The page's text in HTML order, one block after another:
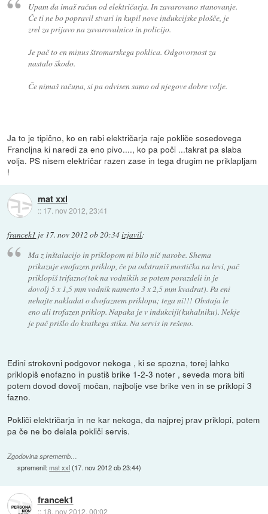
Upam da imaš račun od električarja. In zavarovano stanovanje.
Če ti ne bo popravil stvari in kupil nove indukcijske plošče, je
zrel za prijavo na zavarovalnico in policijo.
Je pač to en minus štromarskega poklica. Odgovornost za
nastalo škodo.
Če nimaš računa, si pa odvisen samo od njegove dobre volje.
Ja to je tipično, ko en rabi električarja raje pokliče sosedovega
Francljna ki naredi za eno pivo...., ko pa poči ...takrat pa slaba
volja. PS nisem električar razen zase in tega drugim ne priklapljam
!
mat xxl
:: 17. nov 2012, 23:41
francek1 je 17. nov 2012 ob 20:34izjavil:
Ma z inštalacijo in priklopom ni bilo nič narobe. Shema
prikazuje enofazen priklop, če pa odstraniš mostička na levi, pač
priklopiš trifazno(tok na vodnikih se potem porazdeli in je
dovolj 5 x 1,5 mm vodnik namesto 3 x 2,5 mm kvadrat). Pa eni
nehajte nakladat o dvofaznem priklopu; tega ni!!! Obstaja le
eno ali trofazen priklop. Napaka je v indukciji(kuhalniku). Nekje
je pač prišlo do kratkega stika. Na servis in rešeno.
Edini strokovni podgovor nekoga , ki se spozna, torej lahko
priklopiš enofazno in pustiš brike 1-2-3 noter , seveda mora biti
potem dovod dovolj močan, najbolje vse brike ven in se priklopi 3
fazno.
Pokliči električarja in ne kar nekoga, da najprej prav priklopi, potem
pa če ne bo delala pokliči servis.
Zgodovina sprememb…
spremenil:mat xxl(17. nov 2012 ob 23:44)
francek1
:: 18. nov 2012, 00:02